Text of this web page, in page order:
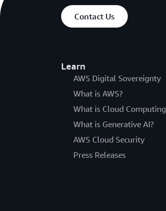
Contact Us
Learn
AWS Digital Sovereignty
What is AWS?
What is Cloud
What is Generative AI?
AWS Cloud Security
Press Releases